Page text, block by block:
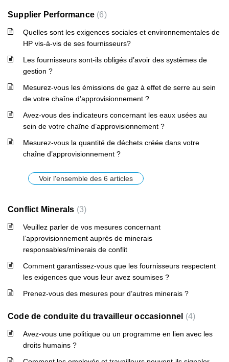
Supplier Performance 6
Quelles sont les exigences sociales et environnementales de
HP vis-à-vis de ses fournisseurs?
Les fournisseurs sont-ils obligés d’avoir des systèmes de
gestion ?
Mesurez-vous les émissions de gaz à effet de serre au sein
de votre chaîne d’approvisionnement ?
Avez-vous des indicateurs concernant les eaux usées au
sein de votre chaîne d’approvisionnement ?
Mesurez-vous la quantité de déchets créée dans votre
chaîne d’approvisionnement ?
Voir l'ensemble des 6 articles
Conflict Minerals 3
Veuillez parler de vos mesures concernant
l’approvisionnement auprès de minerais
responsables/minerais de conflit
Comment garantissez-vous que les fournisseurs respectent
les exigences que vous leur avez soumises ?
Prenez-vous des mesures pour d’autres minerais ?
Code de conduite du travailleur occasionnel 4
Avez-vous une politique ou un programme en lien avec les
droits humains ?